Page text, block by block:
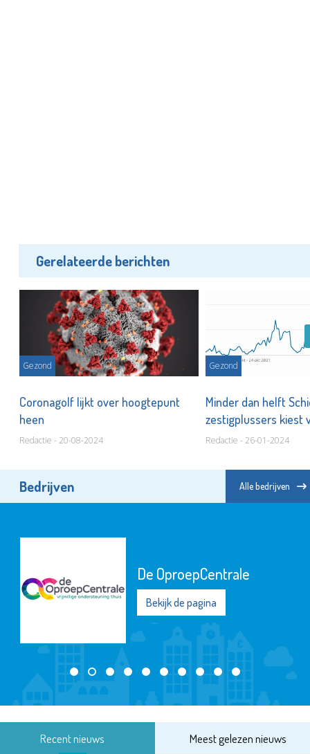
Gerelateerde berichten
Gezond
Coronagolf lijkt over hoogtepunt
heen
Redactie - 20-08-2024
Gezond
Minder dan helft
zestigplussers kiest
Redactie - 26-01-2024
Bedrijven Alle bedrijven
De OproepCentrale
Bekijk de pagina
Recent nieuws Meest gelezen nieuws